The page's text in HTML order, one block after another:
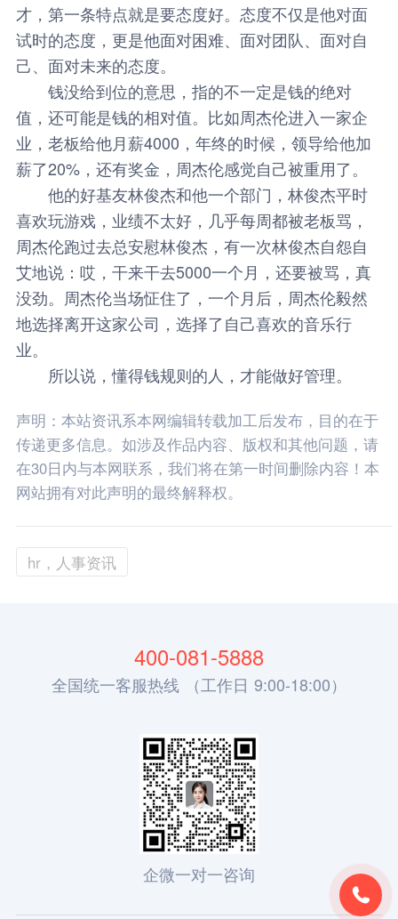
才，第一条特点就是要态度好。态度不仅是他对面
试时的态度，更是他面对困难、面对团队、面对自
己、面对未来的态度。
钱没给到位的意思，指的不一定是钱的绝对
值，还可能是钱的相对值。比如周杰伦进入一家企
业，老板给他月薪4000，年终的时候，领导给他加
薪了20%，还有奖金，周杰伦感觉自己被重用了。
他的好基友林俊杰和他一个部门，林俊杰平时
喜欢玩游戏，业绩不太好，几乎每周都被老板骂，
周杰伦跑过去总安慰林俊杰，有一次林俊杰自怨自
艾地说：哎，干来干去5000一个月，还要被骂，真
没劲。周杰伦当场怔住了，一个月后，周杰伦毅然
地选择离开这家公司，选择了自己喜欢的音乐行
业。
所以说，懂得钱规则的人，才能做好管理。
声明：本站资讯系本网编辑转载加工后发布，目的在于
传递更多信息。如涉及作品内容、版权和其他问题，请
在30日内与本网联系，我们将在第一时间删除内容！本
网站拥有对此声明的最终解释权。
hr，人事资讯

400-081-5888
全国统一客服热线 （工作日 9:00-18:00）
企微一对一咨询